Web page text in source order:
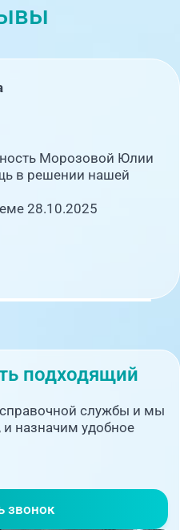
Морозовой Юлии
в решении нашей
28.10.2025
подходящий
службы и мы
назначим удобное
звонок